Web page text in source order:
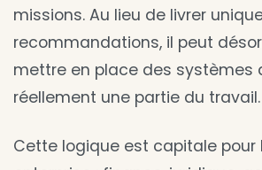
missions. Au lieu de livrer
recommandations, il peut
mettre en place des systèmes
réellement une partie du travail.
Cette logique est capitale pour